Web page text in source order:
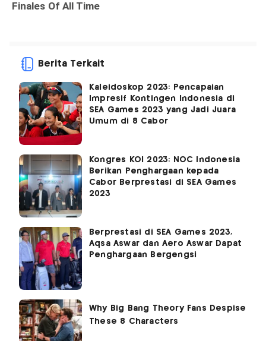
Berita Terkait
Kaleidoskop 2023: Pencapaian
Impresif Kontingen Indonesia di
SEA Games 2023 yang Jadi Juara
Umum di 8 Cabor
Kongres KOI 2023: NOC Indonesia
Berikan Penghargaan kepada
Cabor Berprestasi di SEA Games
2023
Berprestasi di SEA Games 2023,
Aqsa Aswar dan Aero Aswar Dapat
Penghargaan Bergengsi